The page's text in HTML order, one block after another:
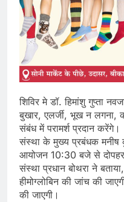
शिविर मे डॉ. हिमांशु गुप्ता
बुखार, एलर्जी, भूख न लगना,
संबंध में परामर्श प्रदान करेंगे।
संस्था के मुख्य प्रबंधक मनीष
आयोजन 10:30 बजे से
संस्था प्रधान बोथरा ने
हीमोग्लोबिन की जांच की
की जाएगी।